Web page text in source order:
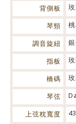
背側板
琴頸
調音旋紐
指板
橋碼
琴弦
上弦枕寬度